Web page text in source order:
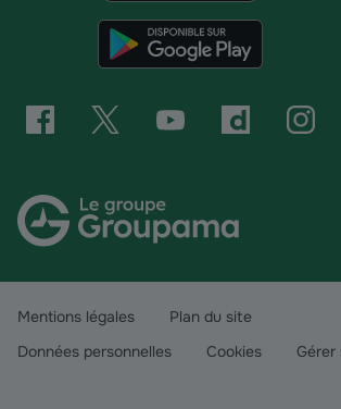
Mentions légales
Plan du site
Données personnelles
Cookies Gérer